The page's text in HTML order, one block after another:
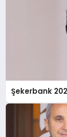
Şekerbank